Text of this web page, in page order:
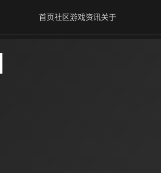
首页社区游戏资讯关于